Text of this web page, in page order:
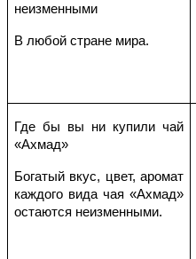
неизменными
В любой стране мира.
Где бы вы ни купили чай
«Ахмад»
Богатый вкус, цвет, аромат
каждого вида чая «Ахмад»
остаются неизменными.